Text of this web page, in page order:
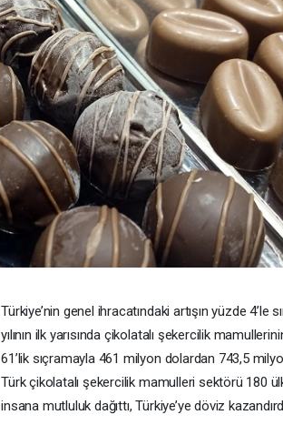
Türkiye’nin genel ihracatındaki artışın yüzde 4’le
yılının ilk yarısında çikolatalı şekercilik
61’lik sıçramayla 461 milyon dolardan 743,5
Türk çikolatalı şekercilik mamulleri sektörü 180
insana mutluluk dağıttı, Türkiye’ye döviz